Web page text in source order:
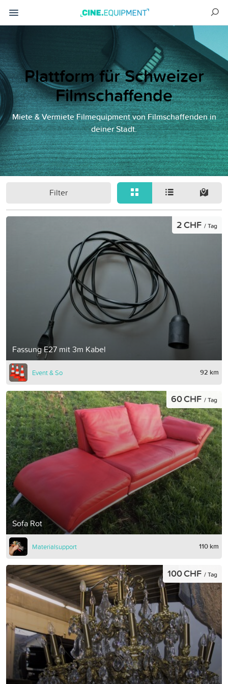
Plattform für Schweizer
Filmschaffende
Miete & Vermiete Filmequipment von Filmschaffenden in
deiner Stadt.
Filter
Fassung E27 mit 3m Kabel
2 CHF / Tag
Event & So 92 km
Sofa Rot
60 CHF / Tag
Materialsupport 110 km
100 CHF / Tag